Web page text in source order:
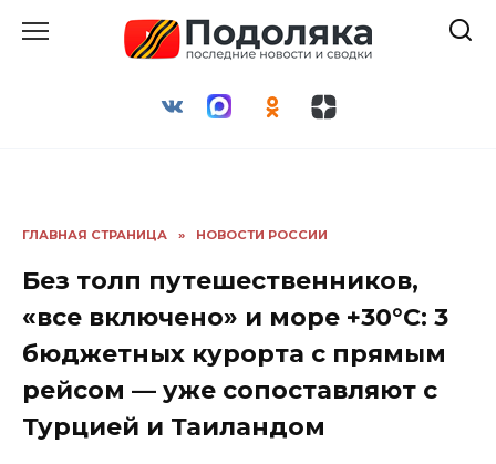
ГЛАВНАЯ СТРАНИЦА » НОВОСТИ РОССИИ
Без толп путешественников,
«все включено» и море +30°С: 3
бюджетных курорта с прямым
рейсом — уже сопоставляют с
Турцией и Таиландом